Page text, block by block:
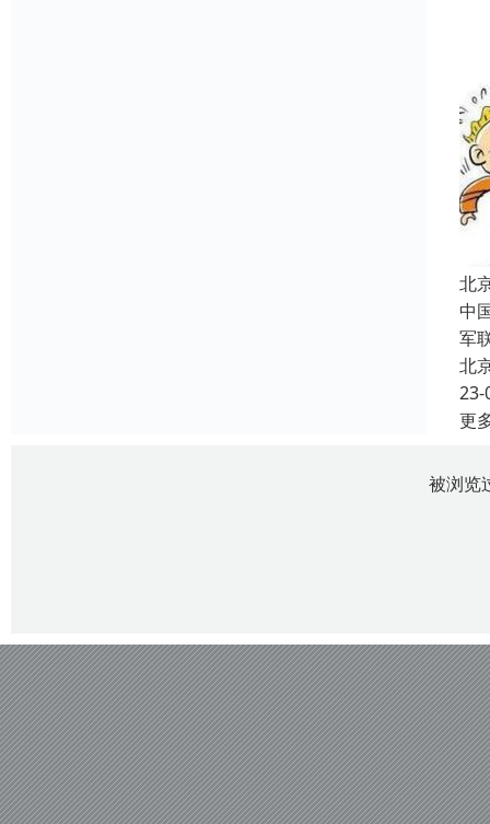
北
中
军
北
23-
更
被浏览